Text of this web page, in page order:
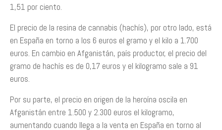
1,51 por ciento.
El precio de la resina de cannabis (hachís), por otro lado, está
en España en torno a los 6 euros el gramo y el kilo a 1.700
euros. En cambio en Afganistán, país productor, el precio del
gramo de hachís es de 0,17 euros y el kilogramo sale a 91
euros.
Por su parte, el precio en origen de la heroína oscila en
Afganistán entre 1.500 y 2.300 euros el kilogramo,
aumentando cuando llega a la venta en España en torno al